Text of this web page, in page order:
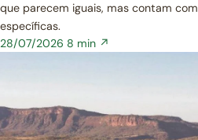
que parecem iguais, mas contam
específicas.
28/07/2026 8 min ↗